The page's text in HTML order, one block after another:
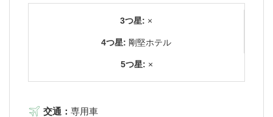
3つ星: ×
4つ星: 剛堅ホテル
5つ星: ×
交通： 専用車